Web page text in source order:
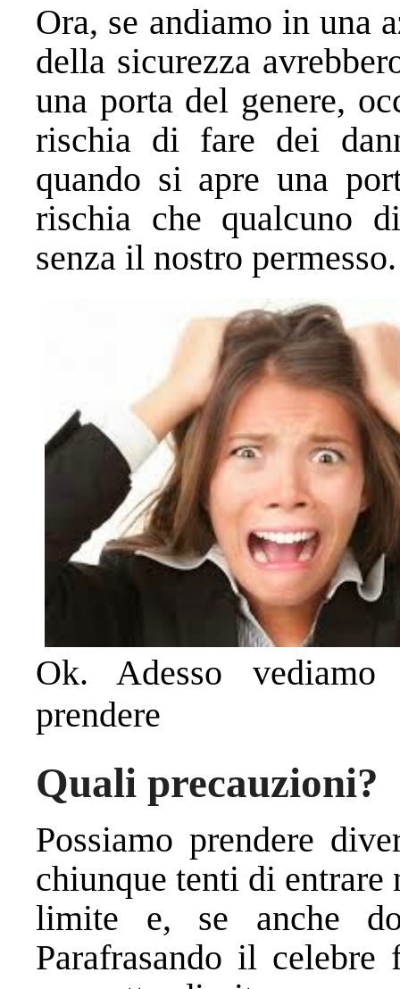
Ora, se andiamo in una
della sicurezza
una porta del genere,
rischia di fare dei
quando si apre una
rischia che qualcuno
senza il nostro
Ok. Adesso vediamo
prendere
Quali precauzioni?
Possiamo prendere
chiunque tenti di entrare
limite e, se anche
Parafrasando il